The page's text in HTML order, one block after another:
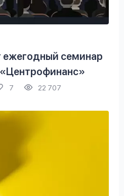
ежегодный семинар
7 22 707